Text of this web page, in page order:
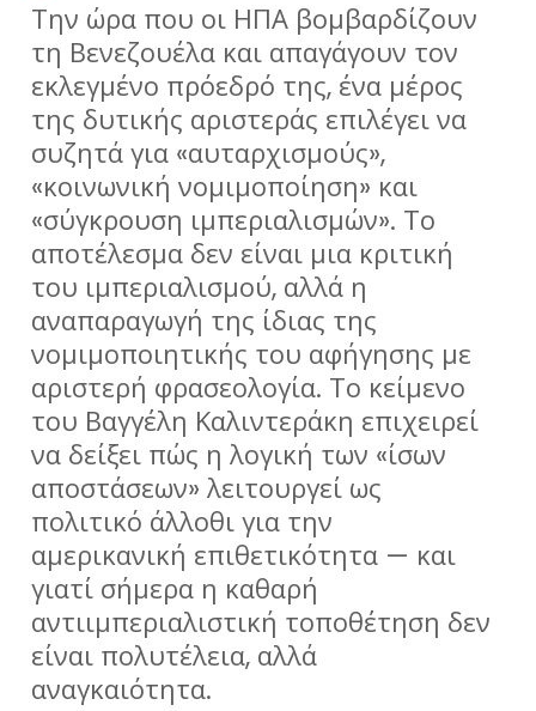
Την ώρα που οι ΗΠΑ βομβαρδίζουν
τη Βενεζουέλα και απαγάγουν τον
εκλεγμένο πρόεδρό της, ένα μέρος
της δυτικής αριστεράς επιλέγει να
συζητά για «αυταρχισμούς»,
«κοινωνική νομιμοποίηση» και
«σύγκρουση ιμπεριαλισμών». Το
αποτέλεσμα δεν είναι μια κριτική
του ιμπεριαλισμού, αλλά η
αναπαραγωγή της ίδιας της
νομιμοποιητικής του αφήγησης με
αριστερή φρασεολογία. Το κείμενο
του Βαγγέλη Καλιντεράκη επιχειρεί
να δείξει πώς η λογική των «ίσων
αποστάσεων» λειτουργεί ως
πολιτικό άλλοθι για την
αμερικανική επιθετικότητα — και
γιατί σήμερα η καθαρή
αντιιμπεριαλιστική τοποθέτηση δεν
είναι πολυτέλεια, αλλά
αναγκαιότητα.